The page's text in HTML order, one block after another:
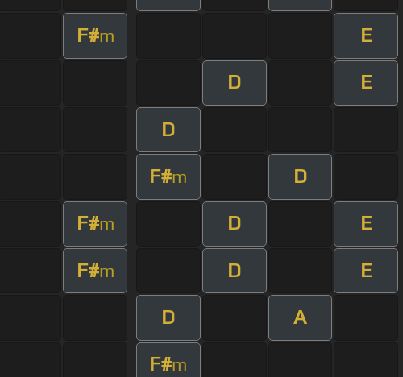
F#m E
D E
D
F#m D
F#m D E
F#m D E
D A
F#m